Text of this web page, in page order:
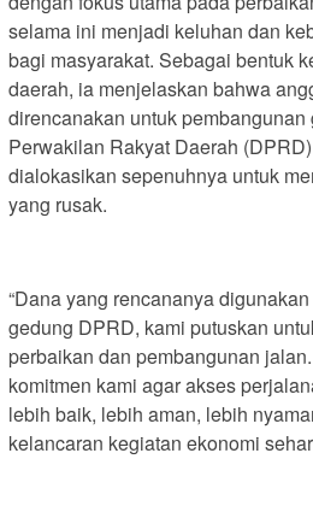
selama ini menjadi keluhan dan
bagi masyarakat. Sebagai bentuk
daerah, ia menjelaskan bahwa
direncanakan untuk
Perwakilan Rakyat Daerah
dialokasikan sepenuhnya untuk
yang rusak.
“Dana yang rencananya
gedung DPRD, kami putuskan
perbaikan dan pembangunan
komitmen kami agar akses
lebih baik, lebih aman, lebih
kelancaran kegiatan ekonomi